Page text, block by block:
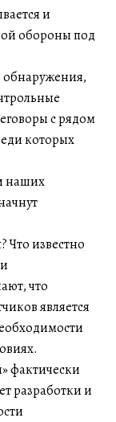
и
обороны под
обнаружения,
с рядом
которых
наших
Что известно
что
является
фактически
разработки и